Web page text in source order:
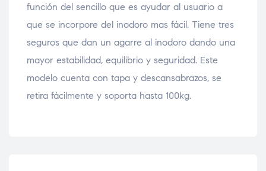
función del sencillo que es ayudar al usuario a
que se incorpore del inodoro mas fácil. Tiene tres
seguros que dan un agarre al inodoro dando una
mayor estabilidad, equilibrio y seguridad. Este
modelo cuenta con tapa y descansabrazos, se
retira fácilmente y soporta hasta 100kg.